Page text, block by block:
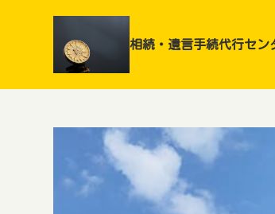
相続・遺言手続代行セン